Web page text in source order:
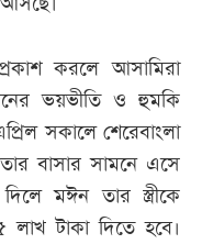
করলে আসামিরা
ভয়ভীতি ও হুমকি
সকালে শেরেবাংলা
বাসার সামনে এসে
মঈন তার স্ত্রীকে
টাকা দিতে হবে।